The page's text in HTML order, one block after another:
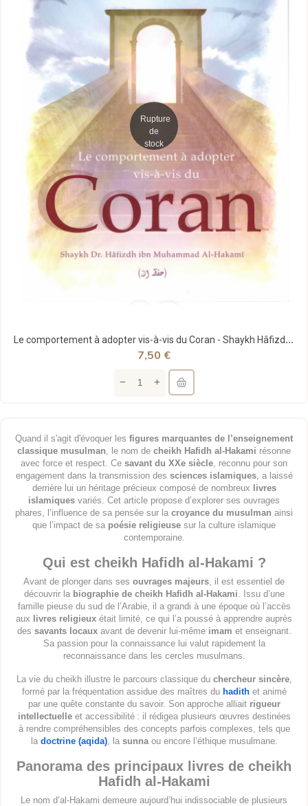
Rupture
de
stock
Le comportement à adopter vis-à-vis du Coran - Shaykh Hâfizdh Al-Hakamî - Al fawaid
7,50 €
Quand il s'agit d'évoquer les figures marquantes de l’enseignement
classique musulman , le nom de cheikh Hafidh al-Hakami résonne
avec force et respect. Ce savant du XXe siècle , reconnu pour son
engagement dans la transmission des sciences islamiques, a laissé
derrière lui un héritage précieux composé de nombreux livres
islamiques variés. Cet article propose d’explorer ses ouvrages
phares, l’influence de sa pensée sur la croyance du musulman ainsi
que l’impact de sa poésie religieuse sur la culture islamique
contemporaine.
Qui est cheikh Hafidh al-Hakami ?
Avant de plonger dans ses ouvrages majeurs , il est essentiel de
découvrir la biographie de cheikh Hafidh al-Hakami . Issu d’une
famille pieuse du sud de l’Arabie, il a grandi à une époque où l’accès
aux livres religieux était limité, ce qui l’a poussé à apprendre auprès
des savants locauxavant de devenir lui-même imam et enseignant.
Sa passion pour la connaissance lui valut rapidement la
reconnaissance dans les cercles musulmans.
La vie du cheikh illustre le parcours classique du chercheur sincère,
formé par la fréquentation assidue des maîtres du hadithet animé
par une quête constante du savoir. Son approche alliait rigueur
intellectuelleet accessibilité : il rédigea plusieurs œuvres destinées
à rendre compréhensibles des concepts parfois complexes, tels que
la doctrine (aqida), la sunnaou encore l’éthique musulmane.
Panorama des principaux livres de cheikh
Hafidh al-Hakami
Le nom d’al-Hakami demeure aujourd’hui indissociable de plusieurs